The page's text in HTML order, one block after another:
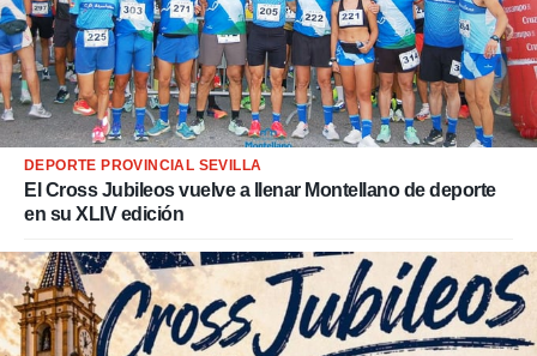
DEPORTE PROVINCIAL SEVILLA
El Cross Jubileos vuelve a llenar Montellano de deporte
en su XLIV edición